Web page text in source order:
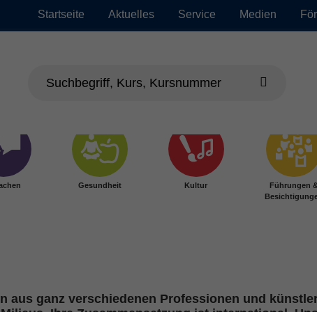
Startseite Aktuelles Service Medien
Gesundheit Kultur
Führungen &
aus ganz verschiedenen Professionen und